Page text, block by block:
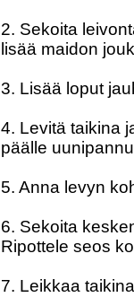
2. Sekoita
lisää maidon
3. Lisää loput
4. Levitä taikina
päälle
5. Anna levyn
6. Sekoita
Ripottele seos
7. Leikkaa